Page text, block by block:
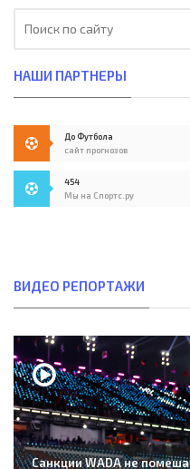
НАШИ ПАРТНЕРЫ
До Футбола
сайт прогнозов
454
Мы на Спортс.ру
ВИДЕО РЕПОРТАЖИ
Санкции WADA не